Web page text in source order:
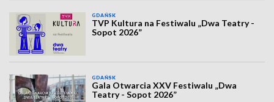
GDAŃSK
TVP Kultura na Festiwalu „Dwa Teatry -
Sopot 2026”
GDAŃSK
Gala Otwarcia XXV Festiwalu „Dwa
Teatry - Sopot 2026”